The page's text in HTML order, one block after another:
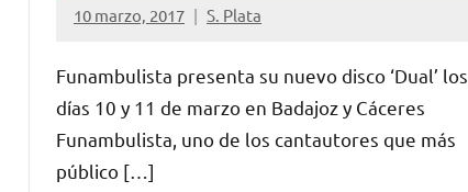
10 marzo, 2017 S. Plata
No
comentarios
Funambulista presenta su nuevo disco ‘Dual’ los
días 10 y 11 de marzo en Badajoz y Cáceres
Funambulista, uno de los cantautores que más
público […]